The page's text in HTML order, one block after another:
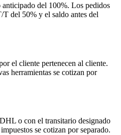
anticipado del 100%. Los pedidos
T del 50% y el saldo antes del
el cliente pertenecen al cliente.
herramientas se cotizan por
o con el transitario designado
se cotizan por separado.